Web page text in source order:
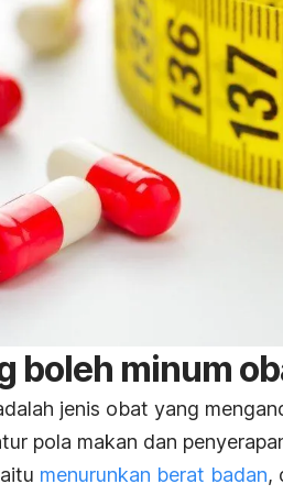
boleh minum
jenis obat yang
pola makan dan
menurunkan berat badan,